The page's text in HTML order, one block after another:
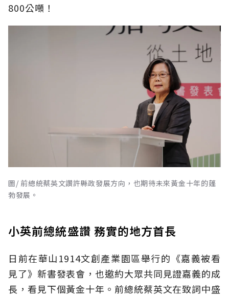
800公噸！
圖/ 前總統蔡英文讚許縣政發展方向，也期待未來黃金十年的蓬
勃發展。
小英前總統盛讚 務實的地方首長
日前在華山1914文創產業園區舉行的《嘉義被看
見了》新書發表會，也邀約大眾共同見證嘉義的成
長，看見下個黃金十年。前總統蔡英文在致詞中盛